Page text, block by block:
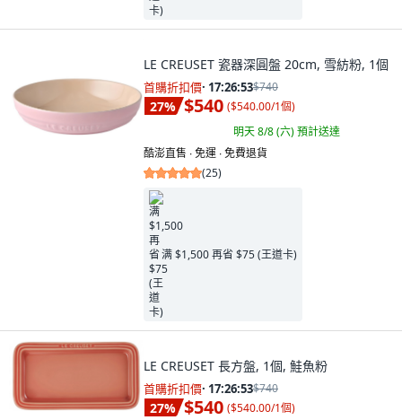
LE CREUSET 瓷器深圓盤 20cm, 雪紡粉, 1個
首購折扣價· 17:26:52$740
27% $540 ($540.00/1個)
明天 8/8 (六)預計送達
酷澎直售 ∙ 免運 ∙ 免費退貨
(25)
满 $1,500 再省 $75 (王道卡)
LE CREUSET 長方盤, 1個, 鮭魚粉
首購折扣價· 17:26:52$740
27% $540 ($540.00/1個)